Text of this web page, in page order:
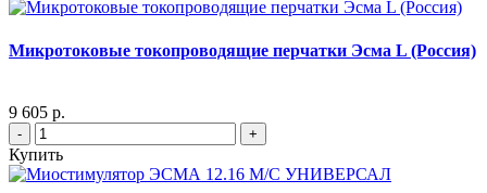
Микротоковые токопроводящие перчатки Эсма L (Россия)
9 605 р.
- +
Купить